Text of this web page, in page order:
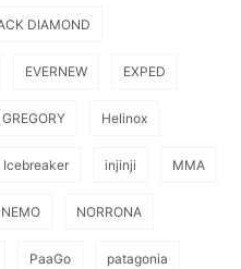
DIAMOND
EVERNEW EXPED
GREGORY Helinox
Icebreaker injinji MMA
NEMO NORRONA
PaaGo patagonia